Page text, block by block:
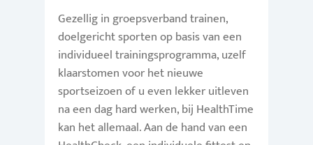
Gezellig in groepsverband trainen,
doelgericht sporten op basis van een
individueel trainingsprogramma, uzelf
klaarstomen voor het nieuwe
sportseizoen of u even lekker uitleven
na een dag hard werken, bij HealthTime
kan het allemaal. Aan de hand van een